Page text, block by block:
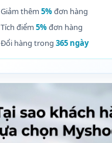
Giảm thêm 5%đơn hàng
Tích điểm 5%đơn hàng
Đổi hàng trong 365 ngày